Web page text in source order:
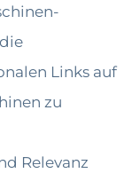
Links auf
zu
Relevanz